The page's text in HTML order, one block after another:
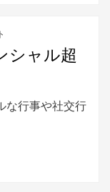
シャル超
な行事や社交行